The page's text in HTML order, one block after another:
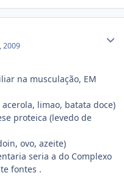
2009
na musculação, EM
limao, batata doce)
proteica (levedo de
ovo, azeite)
seria a do Complexo
fontes .